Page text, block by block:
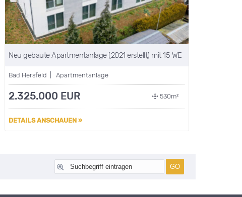
Neu gebaute Apartmentanlage (2021 erstellt) mit 15 WE
Bad Hersfeld | Apartmentanlage
2.325.000 EUR 530m²
DETAILS ANSCHAUEN »